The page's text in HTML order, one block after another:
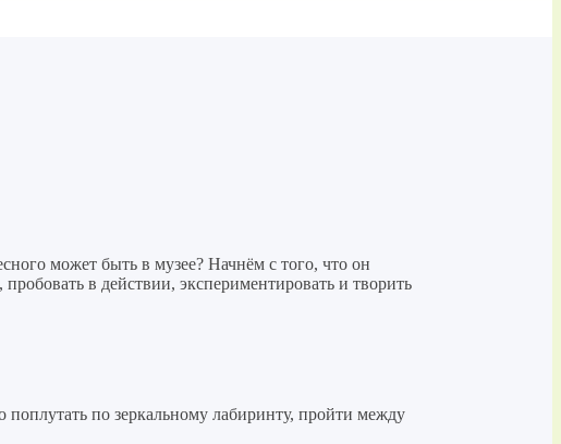
может быть в музее? Начнём с того, что он
в действии, экспериментировать и творить
по зеркальному лабиринту, пройти между